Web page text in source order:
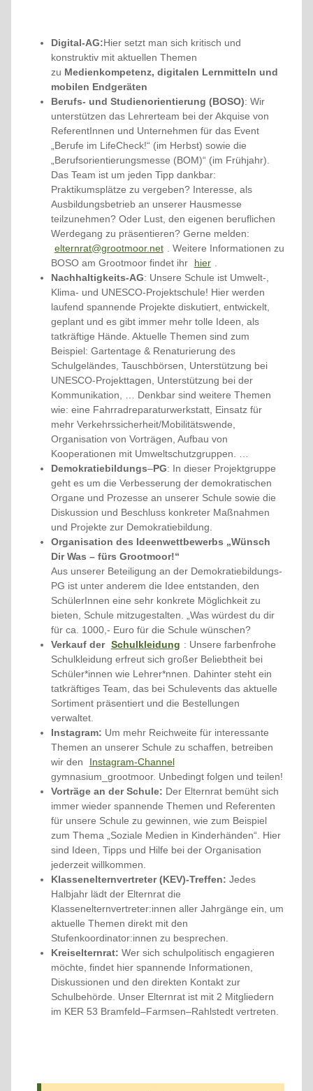
Digital-AG:Hier setzt man sich kritisch und
konstruktiv mit aktuellen Themen
zu Medienkompetenz, digitalen Lernmitteln und
mobilen Endgeräten
Berufs- und Studienorientierung (BOSO): Wir
unterstützen das Lehrerteam bei der Akquise von
ReferentInnen und Unternehmen für das Event
„Berufe im LifeCheck!“ (im Herbst) sowie die
„Berufsorientierungsmesse (BOM)“ (im Frühjahr).
Das Team ist um jeden Tipp dankbar:
Praktikumsplätze zu vergeben? Interesse, als
Ausbildungsbetrieb an unserer Hausmesse
teilzunehmen? Oder Lust, den eigenen beruflichen
Werdegang zu präsentieren? Gerne melden:
elternrat@grootmoor.net
. Weitere Informationen zu
BOSO am Grootmoor findet ihr
hier
Nachhaltigkeits-AG: Unsere Schule ist Umwelt-,
Klima- und UNESCO-Projektschule! Hier werden
laufend spannende Projekte diskutiert, entwickelt,
geplant und es gibt immer mehr tolle Ideen, als
tatkräftige Hände. Aktuelle Themen sind zum
Beispiel: Gartentage & Renaturierung des
Schulgeländes, Tauschbörsen, Unterstützung bei
UNESCO-Projekttagen, Unterstützung bei der
Kommunikation, … Denkbar sind weitere Themen
wie: eine Fahrradreparaturwerkstatt, Einsatz für
mehr Verkehrssicherheit/Mobilitätswende,
Organisation von Vorträgen, Aufbau von
Kooperationen mit Umweltschutzgruppen. …
Demokratiebildungs–PG: In dieser Projektgruppe
geht es um die Verbesserung der demokratischen
Organe und Prozesse an unserer Schule sowie die
Diskussion und Beschluss konkreter Maßnahmen
und Projekte zur Demokratiebildung.
Organisation des Ideenwettbewerbs „Wünsch
Dir Was – fürs Grootmoor!“
Aus unserer Beteiligung an der Demokratiebildungs-
PG ist unter anderem die Idee entstanden, den
SchülerInnen eine sehr konkrete Möglichkeit zu
bieten, Schule mitzugestalten. „Was würdest du dir
für ca. 1000,- Euro für die Schule wünschen?
Verkauf der Schulkleidung : Unsere farbenfrohe
Schulkleidung erfreut sich großer Beliebtheit bei
Schüler*innen wie Lehrer*nnen. Dahinter steht ein
tatkräftiges Team, das bei Schulevents das aktuelle
Sortiment präsentiert und die Bestellungen
verwaltet.
Instagram: Um mehr Reichweite für interessante
Themen an unserer Schule zu schaffen, betreiben
wir den
Instagram-Channel
gymnasium_grootmoor. Unbedingt folgen und teilen!
Vorträge an der Schule: Der Elternrat bemüht sich
immer wieder spannende Themen und Referenten
für unsere Schule zu gewinnen, wie zum Beispiel
zum Thema „Soziale Medien in Kinderhänden“. Hier
sind Ideen, Tipps und Hilfe bei der Organisation
jederzeit willkommen.
Klassenelternvertreter (KEV)-Treffen: Jedes
Halbjahr lädt der Elternrat die
Klassenelternvertreter:innen aller Jahrgänge ein, um
aktuelle Themen direkt mit den
Stufenkoordinator:innen zu besprechen.
Kreiselternrat: Wer sich schulpolitisch engagieren
möchte, findet hier spannende Informationen,
Diskussionen und den direkten Kontakt zur
Schulbehörde. Unser Elternrat ist mit 2 Mitgliedern
im KER 53 Bramfeld–Farmsen–Rahlstedt vertreten.